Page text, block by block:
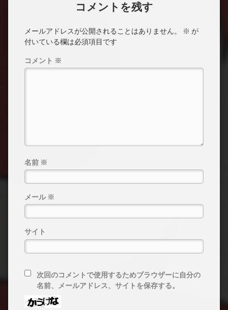
コメントを残す
メールアドレスが公開されることはありません。 ※ が
付いている欄は必須項目です
コメント ※
名前 ※
メール ※
サイト
次回のコメントで使用するためブラウザーに自分の
名前、メールアドレス、サイトを保存する。